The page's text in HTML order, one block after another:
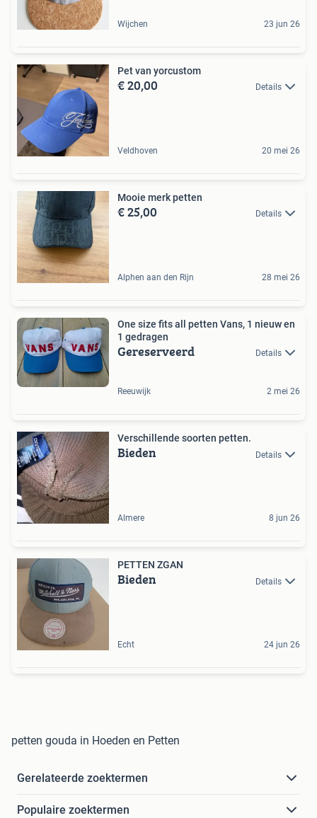
Wijchen 23 jun 26
Pet van yorcustom
€ 20,00 Details
Veldhoven 20 mei 26
Mooie merk petten
€ 25,00 Details
Alphen aan den Rijn 28 mei 26
One size fits all petten Vans, 1 nieuw en
1 gedragen
Gereserveerd Details
Reeuwijk 2 mei 26
Verschillende soorten petten.
Bieden Details
Almere 8 jun 26
PETTEN ZGAN
Bieden Details
Echt 24 jun 26
petten gouda in Hoeden en Petten
Gerelateerde zoektermen
Populaire zoektermen